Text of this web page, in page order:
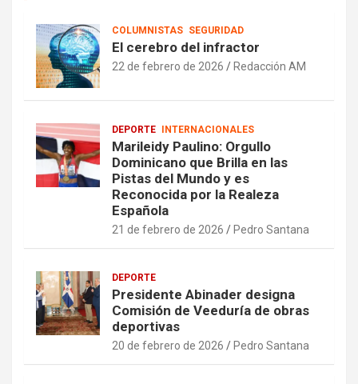
COLUMNISTAS SEGURIDAD
El cerebro del infractor
22 de febrero de 2026 Redacción AM
DEPORTE INTERNACIONALES
Marileidy Paulino: Orgullo
Dominicano que Brilla en las
Pistas del Mundo y es
Reconocida por la Realeza
Española
21 de febrero de 2026 Pedro Santana
DEPORTE
Presidente Abinader designa
Comisión de Veeduría de obras
deportivas
20 de febrero de 2026 Pedro Santana